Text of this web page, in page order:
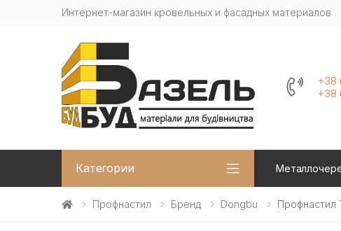
Интернет-магазин кровельных и фасадных материалов
+38
+38
Категории
Профнастил Бренд Dongbu